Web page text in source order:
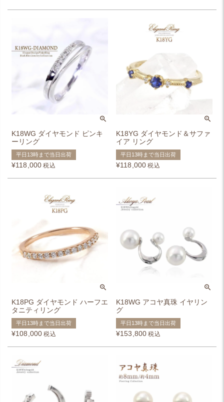
K18WG ダイヤモンド ピンキ
ーリング
平日13時まで当日出荷
¥118,000 税込
K18YG ダイヤモンド＆サファ
イア リング
平日13時まで当日出荷
¥118,000 税込
K18PG ダイヤモンド ハーフエ
タニティリング
平日13時まで当日出荷
¥108,000 税込
K18WG アコヤ真珠 イヤリン
グ
平日13時まで当日出荷
¥153,800 税込